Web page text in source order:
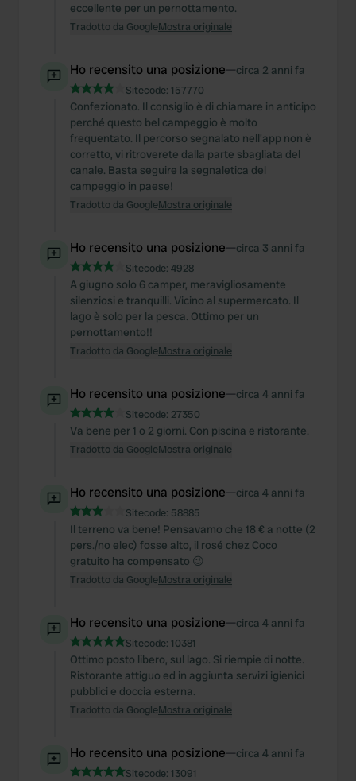
eccellente per un pernottamento.
Tradotto da GoogleMostra originale
Ho recensito una posizione—circa 2 anni fa
Sitecode: 157770
Confezionato. Il consiglio è di chiamare in anticipo
perché questo bel campeggio è molto
frequentato. Il percorso segnalato nell'app non è
corretto, vi ritroverete dalla parte sbagliata del
canale. Basta seguire la segnaletica del
campeggio in paese!
Tradotto da GoogleMostra originale
Ho recensito una posizione—circa 3 anni fa
Sitecode: 4928
A giugno solo 6 camper, meravigliosamente
silenziosi e tranquilli. Vicino al supermercato. Il
lago è solo per la pesca. Ottimo per un
pernottamento!!
Tradotto da GoogleMostra originale
Ho recensito una posizione—circa 4 anni fa
Sitecode: 27350
Va bene per 1 o 2 giorni. Con piscina e ristorante.
Tradotto da GoogleMostra originale
Ho recensito una posizione—circa 4 anni fa
Sitecode: 58885
Il terreno va bene! Pensavamo che 18 € a notte (2
pers./no elec) fosse alto, il rosé chez Coco
gratuito ha compensato 😉
Tradotto da GoogleMostra originale
Ho recensito una posizione—circa 4 anni fa
Sitecode: 10381
Ottimo posto libero, sul lago. Si riempie di notte.
Ristorante attiguo ed in aggiunta servizi igienici
pubblici e doccia esterna.
Tradotto da GoogleMostra originale
Ho recensito una posizione—circa 4 anni fa
Sitecode: 13091